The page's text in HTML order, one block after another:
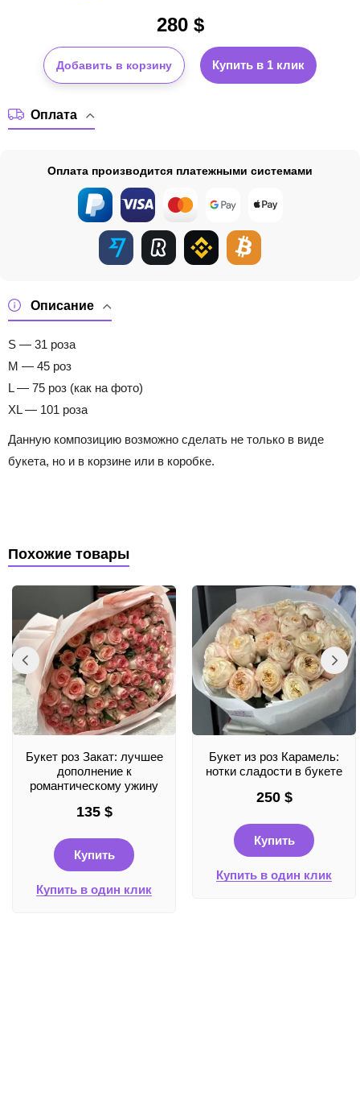
280$
Добавить в корзину Купить в 1 клик
Описание
S — 31 роза
M — 45 роз
L — 75 роз (как на фото)
XL — 101 роза
Данную композицию возможно сделать не только в виде
букета, но и в корзине или в коробке.
Оплата
Оплата производится платежными системами
Похожие товары
Букет роз Закат: лучшее
дополнение к
романтическому ужину
135 $
Купить
Купить в один клик
Букет из роз Карамель:
нотки сладости в букете
250 $
Купить
Купить в один клик